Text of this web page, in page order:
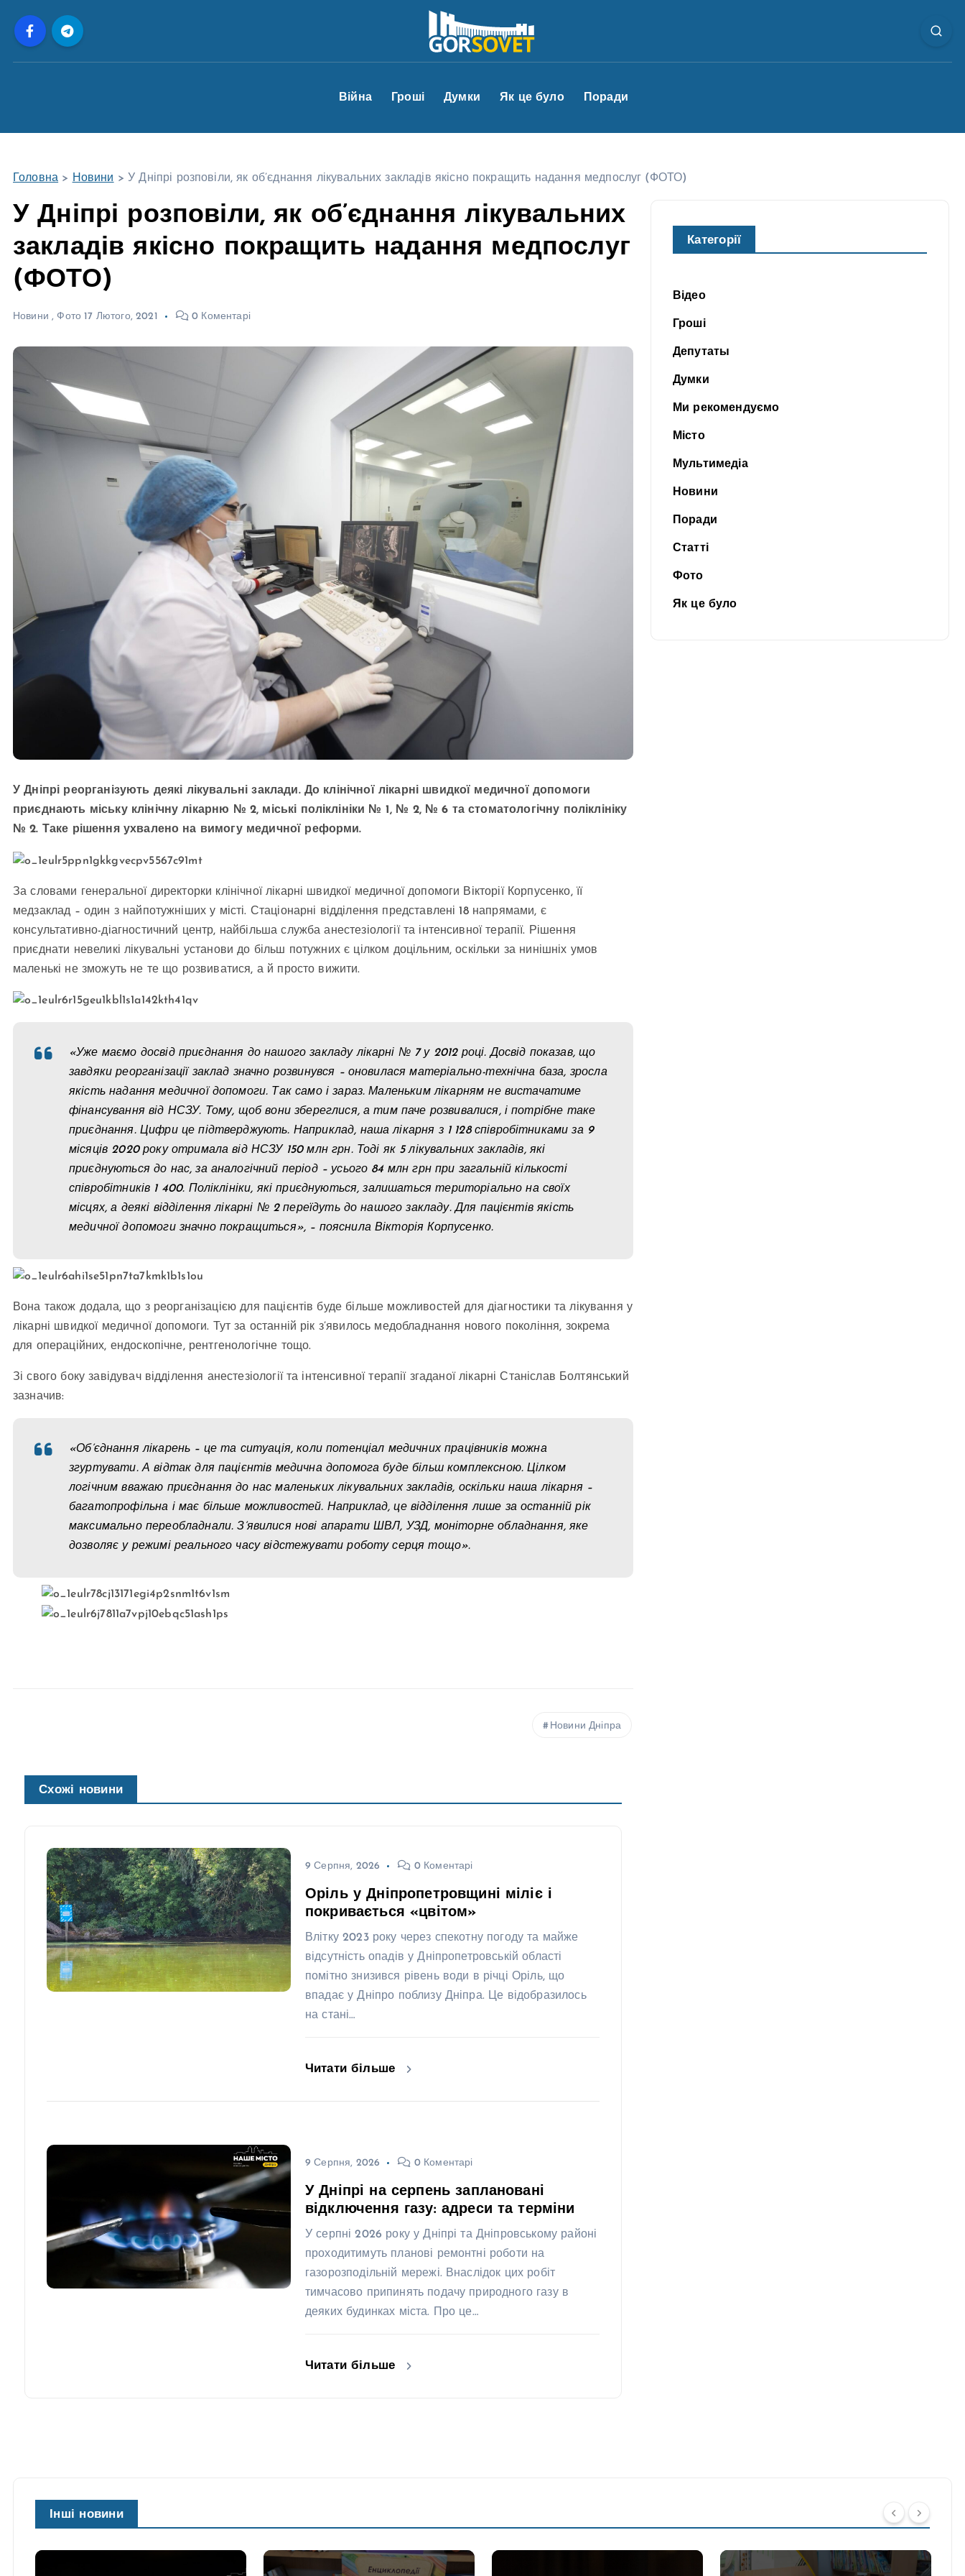
Війна Гроші Думки Як це було Поради
Головна > Новини > У Дніпрі розповіли, як об’єднання лікувальних закладів якісно покращить надання медпослуг (ФОТО)
У Дніпрі розповіли, як об’єднання лікувальних
закладів якісно покращить надання медпослуг
(ФОТО)
Новини , Фото 17 Лютого, 2021 0 Коментарі
У Дніпрі реорганізують деякі лікувальні заклади. До клінічної лікарні швидкої медичної допомоги
приєднають міську клінічну лікарню № 2, міські поліклініки № 1, № 2, № 6 та стоматологічну поліклініку
№ 2. Таке рішення ухвалено на вимогу медичної реформи.
За словами генеральної директорки клінічної лікарні швидкої медичної допомоги Вікторії Корпусенко, її
медзаклад – один з найпотужніших у місті. Стаціонарні відділення представлені 18 напрямами, є
консультативно-діагностичний центр, найбільша служба анестезіології та інтенсивної терапії. Рішення
приєднати невеликі лікувальні установи до більш потужних є цілком доцільним, оскільки за нинішніх умов
маленькі не зможуть не те що розвиватися, а й просто вижити.
«Уже маємо досвід приєднання до нашого закладу лікарні № 7 у 2012 році. Досвід показав, що
завдяки реорганізації заклад значно розвинувся – оновилася матеріально-технічна база, зросла
якість надання медичної допомоги. Так само і зараз. Маленьким лікарням не вистачатиме
фінансування від НСЗУ. Тому, щоб вони збереглися, а тим паче розвивалися, і потрібне таке
приєднання. Цифри це підтверджують. Наприклад, наша лікарня з 1 128 співробітниками за 9
місяців 2020 року отримала від НСЗУ 150 млн грн. Тоді як 5 лікувальних закладів, які
приєднуються до нас, за аналогічний період – усього 84 млн грн при загальній кількості
співробітників 1 400. Поліклініки, які приєднуються, залишаться територіально на своїх
місцях, а деякі відділення лікарні № 2 переїдуть до нашого закладу. Для пацієнтів якість
медичної допомоги значно покращиться», – пояснила Вікторія Корпусенко.
Вона також додала, що з реорганізацією для пацієнтів буде більше можливостей для діагностики та лікування у
лікарні швидкої медичної допомоги. Тут за останній рік з’явилось медобладнання нового покоління, зокрема
для операційних, ендоскопічне, рентгенологічне тощо.
Зі свого боку завідувач відділення анестезіології та інтенсивної терапії згаданої лікарні Станіслав Болтянський
зазначив:
«Об’єднання лікарень – це та ситуація, коли потенціал медичних працівників можна
згуртувати. А відтак для пацієнтів медична допомога буде більш комплексною. Цілком
логічним вважаю приєднання до нас маленьких лікувальних закладів, оскільки наша лікарня –
багатопрофільна і має більше можливостей. Наприклад, це відділення лише за останній рік
максимально переобладнали. З’явилися нові апарати ШВЛ, УЗД, моніторне обладнання, яке
дозволяє у режимі реального часу відстежувати роботу серця тощо».
Новини Дніпра
Схожі новини
9 Серпня, 2026 0 Коментарі
Оріль у Дніпропетровщині міліє і
покривається «цвітом»
Влітку 2023 року через спекотну погоду та майже
відсутність опадів у Дніпропетровській області
помітно знизився рівень води в річці Оріль, що
впадає у Дніпро поблизу Дніпра. Це відобразилось
на стані…
Читати більше
9 Серпня, 2026 0 Коментарі
У Дніпрі на серпень заплановані
відключення газу: адреси та терміни
У серпні 2026 року у Дніпрі та Дніпровському районі
проходитимуть планові ремонтні роботи на
газорозподільній мережі. Внаслідок цих робіт
тимчасово припинять подачу природного газу в
деяких будинках міста. Про це…
Читати більше
Категорії
Відео
Гроші
Депутаты
Думки
Ми рекомендуємо
Місто
Мультимедіа
Новини
Поради
Статті
Фото
Як це було
Інші новини